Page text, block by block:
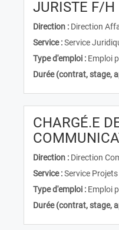
JURISTE F/H
Direction : Direction
Service :Service
Type d'emploi : Emploi
Durée (contrat, stage,
CHARGÉ.E
Direction : Direction
Service :Service
Type d'emploi : Emploi
Durée (contrat, stage,